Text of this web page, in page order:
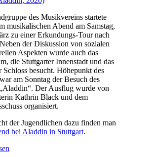
des Musikvereins startete
musikalischen Abend am Samstag,
zu einer Erkundungs-Tour nach
der Diskussion von sozialen
Aspekten wurde auch das
die Stuttgarter Innenstadt und das
Schloss besucht. Höhepunkt des
am Sonntag der Besuch des
Der Ausflug wurde von
Kathrin Black und dem
organisiert.
der Jugendlichen dazu finden man
bei Aladdin in Stuttgart.